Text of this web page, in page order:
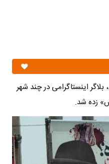
اینستاگرامی در چند شهر
زده شد.